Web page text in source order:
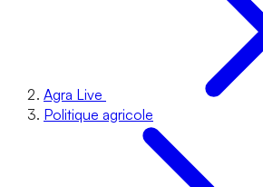
Agra Live
Politique agricole